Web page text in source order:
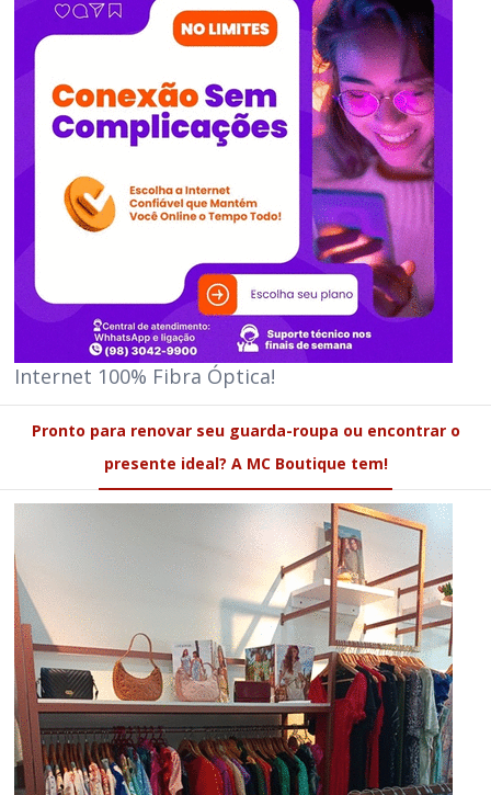
Internet 100% Fibra Óptica!
Pronto para renovar seu guarda-roupa ou encontrar o
presente ideal? A MC Boutique tem!